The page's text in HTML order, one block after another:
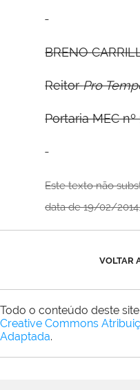
BRENOC
ReitorPro
Portaria MEC
Este textonão
data de 19/02/
VOLTAR
Todo o conteúdo deste
Creative Commons
Adaptada.